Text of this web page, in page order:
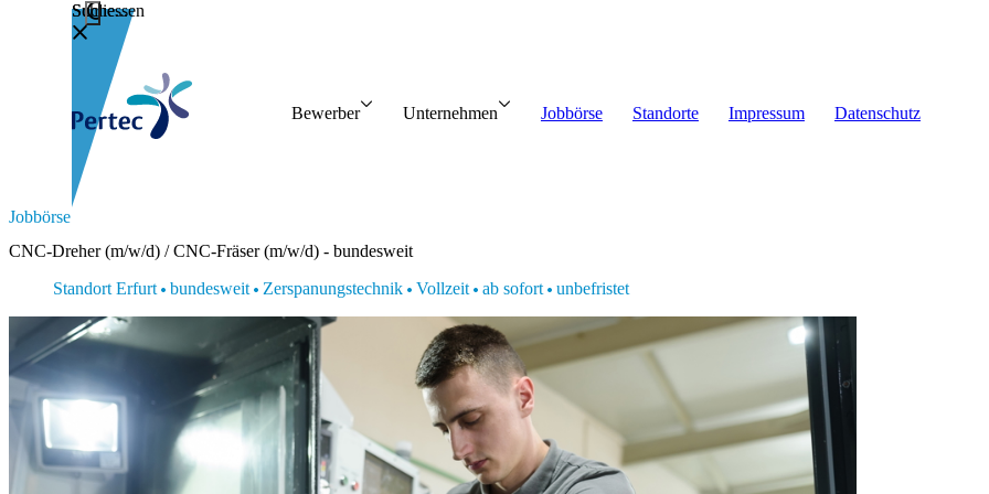
Schliessen
Suche...
BewerberBewerberUnternehmen
Unternehmen
Personalanfrage
Jobbörse Standorte Impressum Datenschutz
Jobbörse
CNC-Dreher (m/w/d) / CNC-Fräser (m/w/d) - bundesweit
Standort Erfurt
bundesweit Zerspanungstechnik Vollzeit ab sofort unbefristet